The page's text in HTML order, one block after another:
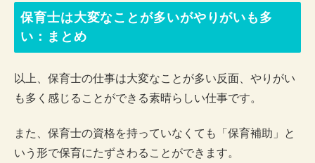
保育士は大変なことが多いがやりがいも多
い：まとめ
以上、保育士の仕事は大変なことが多い反面、やりがい
も多く感じることができる素晴らしい仕事です。
また、保育士の資格を持っていなくても「保育補助」と
いう形で保育にたずさわることができます。